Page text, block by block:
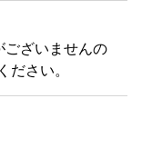
ございませんの
さい。